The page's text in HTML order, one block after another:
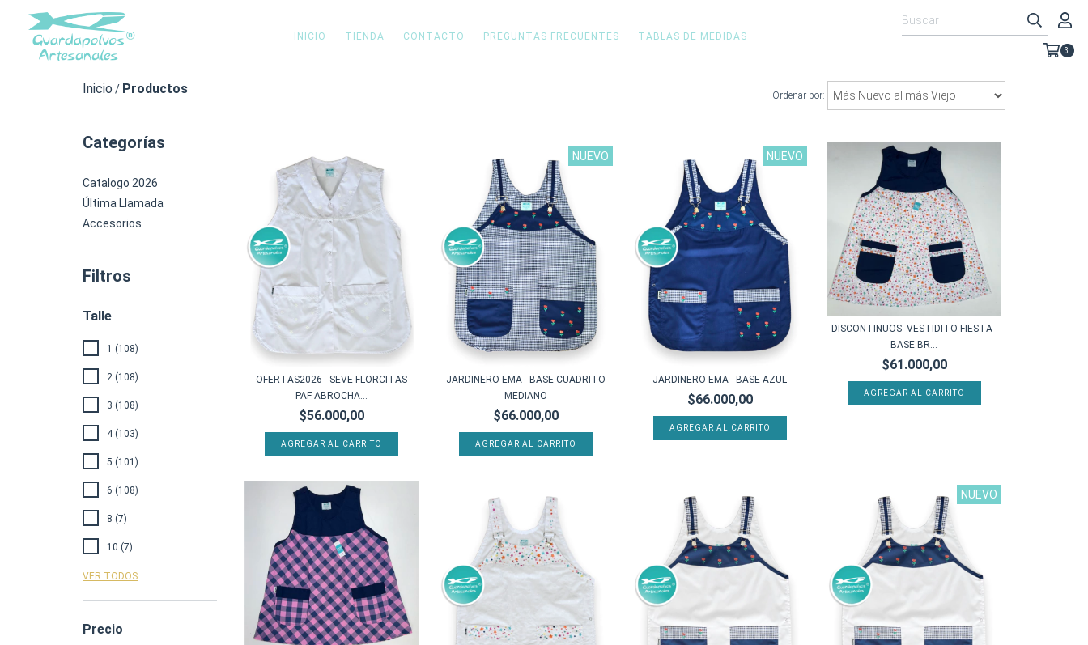
INICIO TIENDA CONTACTO PREGUNTAS FRECUENTES TABLAS DE MEDIDAS
3
Inicio / Productos Ordenar por:
Categorías
Catalogo 2026
Última Llamada
Accesorios
Filtros
Talle
1 (108)
2 (108)
3 (108)
4 (103)
5 (101)
6 (108)
8 (7)
10 (7)
VER TODOS
Precio
OFERTAS2026 - SEVE FLORCITAS
PAF ABROCHA...
$56.000,00
AGREGAR AL CARRITO
NUEVO
JARDINERO EMA - BASE CUADRITO
MEDIANO
$66.000,00
AGREGAR AL CARRITO
NUEVO
JARDINERO EMA - BASE AZUL
$66.000,00
AGREGAR AL CARRITO
DISCONTINUOS- VESTIDITO FIESTA -
BASE BR...
$61.000,00
AGREGAR AL CARRITO
NUEVO